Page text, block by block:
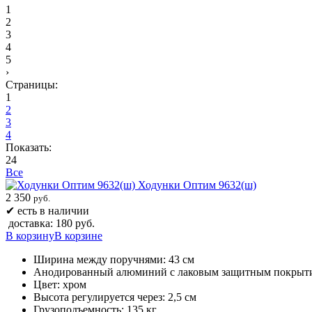
1
2
3
4
5
›
Страницы:
1
2
3
4
Показать:
24
Все
Ходунки Оптим 9632(ш)
2 350 руб.
✔ есть в наличии
доставка: 180 руб.
В корзинуВ корзине
Ширина между поручнями: 43 см
Анодированный алюминий c лаковым защитным
Цвет: хром
Высота регулируется через: 2,5 см
Грузоподъемность: 135 кг